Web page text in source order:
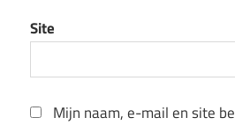
Site
Mijn naam, e-mail en site